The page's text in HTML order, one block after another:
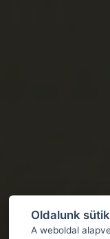
Oldalunk
A weboldal